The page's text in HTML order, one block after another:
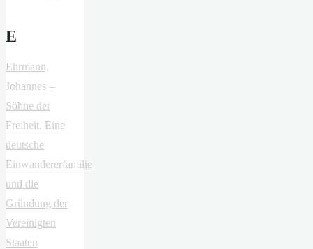
E
Ehrmann,
Johannes –
Söhne der
Freiheit. Eine
deutsche
Einwandererfamilie
und die
Gründung der
Vereinigten
Staaten